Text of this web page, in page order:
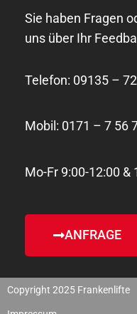
Sie haben Fragen
uns über Ihr
Telefon: 09135 –
Mobil: 0171 – 7 56
Mo-Fr 9:00-12:00 &
ANFRAGE
Copyright 2025 Frankenlifte